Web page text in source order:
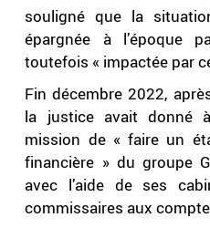
souligné que la
épargnée à l’époque
toutefois « impactée par
Fin décembre 2022,
la justice avait donné
mission de « faire un
financière » du groupe
avec l’aide de ses
commissaires aux